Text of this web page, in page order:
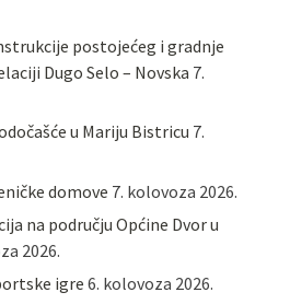
postojećeg i gradnje
Dugo Selo – Novska 7.
u Mariju Bistricu 7.
domove 7. kolovoza 2026.
na području Općine Dvor u
2026.
igre 6. kolovoza 2026.